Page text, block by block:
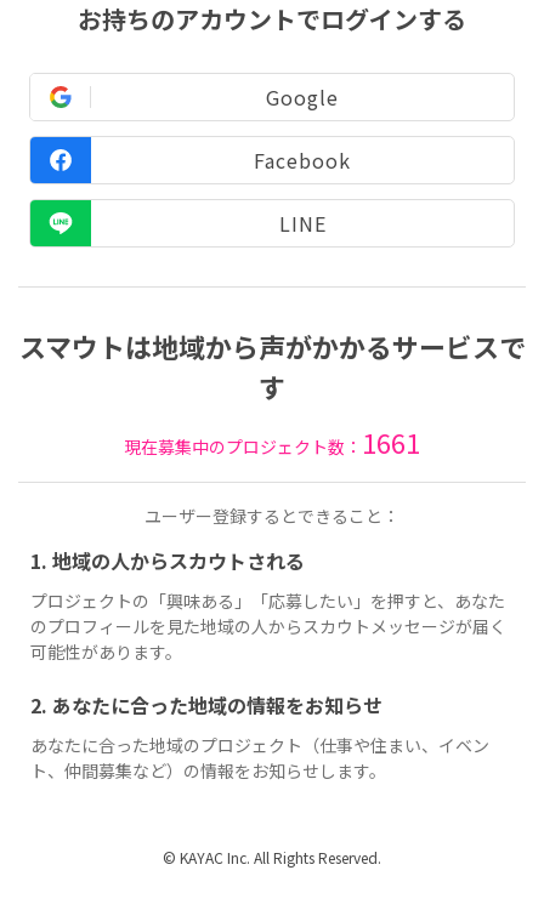
お持ちのアカウントでログインする
Google
Facebook
LINE
スマウトは地域から声がかかるサービスで
す
現在募集中のプロジェクト数： 1661
ユーザー登録するとできること：
1. 地域の人からスカウトされる
プロジェクトの「興味ある」「応募したい」を押すと、あなた
のプロフィールを見た地域の人からスカウトメッセージが届く
可能性があります。
2. あなたに合った地域の情報をお知らせ
あなたに合った地域のプロジェクト（仕事や住まい、イベン
ト、仲間募集など）の情報をお知らせします。
© KAYAC Inc. All Rights Reserved.